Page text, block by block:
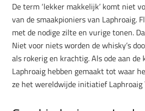
De term ‘lekker makkelijk’ komt niet
van de smaakpioniers van Laphroaig.
met de nodige zilte en vurige tonen.
Niet voor niets worden de whisky’s
als rokerig en krachtig. Als ode aan
Laphroaig hebben gemaakt tot waar
ze het wereldwijde initiatief Laphroaig